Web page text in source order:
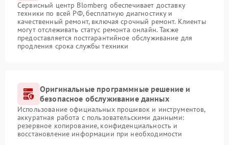
Сервисный центр Blomberg обеспечивает доставку
техники по всей РФ, бесплатную диагностику и
качественный ремонт, включая срочный ремонт. Клиенты
могут отслеживать статус ремонта онлайн. Также
предоставляется постгарантийное обслуживание для
продления срока службы техники
Оригинальные программные решение и
безопасное обслуживание данных
Использование официальных прошивок и инструментов,
аккуратная работа с пользовательскими данными:
резервное копирование, конфиденциальность и
восстановление информации при необходимости